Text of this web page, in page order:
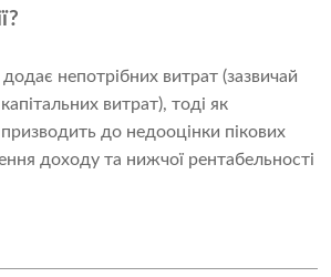
непотрібних витрат (зазвичай
витрат), тоді як
до недооцінки пікових
доходу та нижчої рентабельності